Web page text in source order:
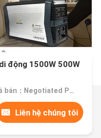
động 1500W 500W
Giá bán：Negotiated Price
Liên hệ chúng tôi